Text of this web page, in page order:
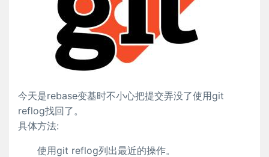
今天是rebase变基时不小心把提交弄没了使用git
reflog找回了。
具体方法:
使用git reflog列出最近的操作。